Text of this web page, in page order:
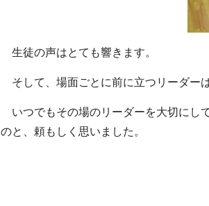
生徒の声はとても響きます。
そして、場面ごとに前に立つリーダー
いつでもその場のリーダーを大切にし
のと、頼もしく思いました。